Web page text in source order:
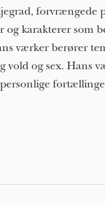
forvrængede
og karakterer som
værker berører
vold og sex. Hans